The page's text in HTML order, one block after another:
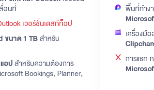
อนที่
เวอร์ชั่นเดสก์ท็อป
ขนาด 1 TBสำหรับ
อปสำหรับความต้องการ
Bookings, Planner,
พื้นที่ทำง
เครื่องมื
การแชท